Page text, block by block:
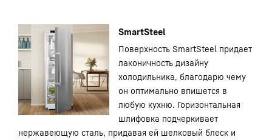
SmartSteel
Поверхность SmartSteel придает
лаконичность дизайну
холодильника, благодарю чему
он оптимально впишется в
любую кухню. Горизонтальная
шлифовка подчеркивает
нержавеющую сталь, придавая ей шелковый блеск и